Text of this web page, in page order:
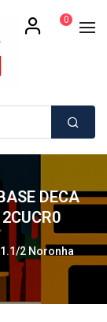
0
DECA
2 Noronha